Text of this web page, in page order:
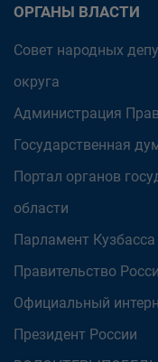
ОРГАНЫ ВЛАСТИ
Совет народных
округа
Администрация
Государственная
Портал органов
области
Парламент Кузбасса
Правительство
Официальный
Президент России